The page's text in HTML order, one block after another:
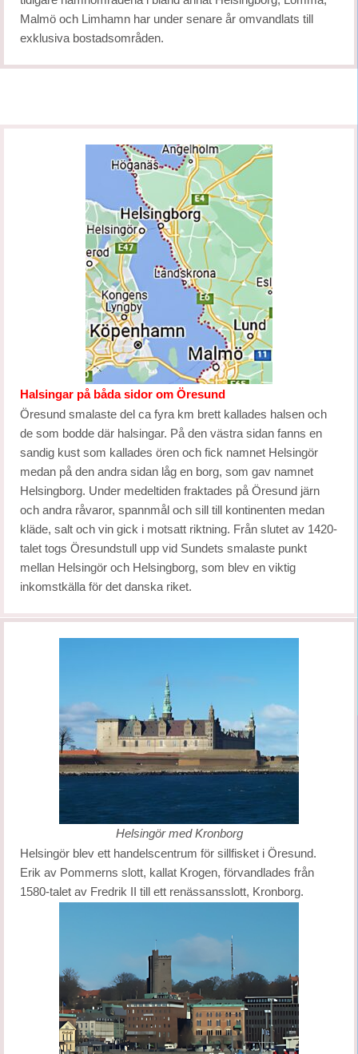
Malmö och Limhamn har under senare år omvandlats till
exklusiva bostadsområden.
Halsingar på båda sidor om Öresund
Öresund smalaste del ca fyra km brett kallades halsen och
de som bodde där halsingar. På den västra sidan fanns en
sandig kust som kallades ören och fick namnet Helsingör
medan på den andra sidan låg en borg, som gav namnet
Helsingborg. Under medeltiden fraktades på Öresund järn
och andra råvaror, spannmål och sill till kontinenten medan
kläde, salt och vin gick i motsatt riktning. Från slutet av 1420-
talet togs Öresundstull upp vid Sundets smalaste punkt
mellan Helsingör och Helsingborg, som blev en viktig
inkomstkälla för det danska riket.
Helsingör med Kronborg
Helsingör blev ett handelscentrum för sillfisket i Öresund.
Erik av Pommerns slott, kallat Krogen, förvandlades från
1580-talet av Fredrik II till ett renässansslott, Kronborg.